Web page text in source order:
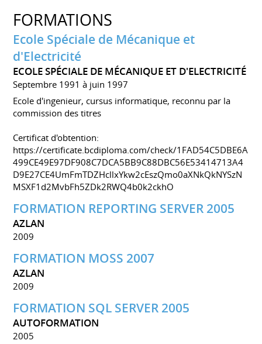
FORMATIONS
Ecole Spéciale de Mécanique et
d'Electricité
ECOLE SPÉCIALE DE MÉCANIQUE ET D'ELECTRICITÉ
Septembre 1991 à juin 1997
Ecole d'ingenieur, cursus informatique, reconnu par la
commission des titres
Certificat d'obtention:
https://certificate.bcdiploma.com/check/1FAD54C5DBE6A
499CE49E97DF908C7DCA5BB9C88DBC56E53414713A4
D9E27CE4UmFmTDZHcllxYkw2cEszQmo0aXNkQkNYSzN
MSXF1d2MvbFh5ZDk2RWQ4b0k2ckhO
FORMATION REPORTING SERVER 2005
AZLAN
2009
FORMATION MOSS 2007
AZLAN
2009
FORMATION SQL SERVER 2005
AUTOFORMATION
2005